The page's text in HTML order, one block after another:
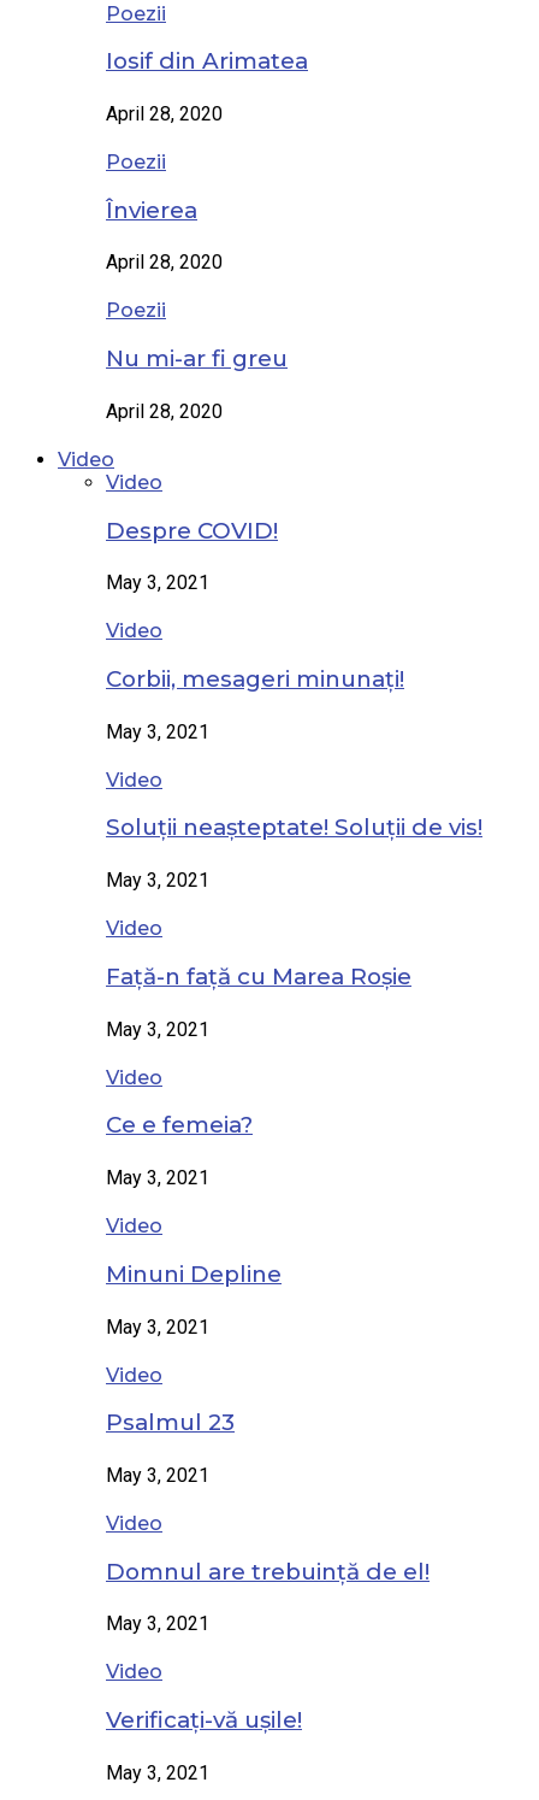
Poezii
Iosif din Arimatea
April 28, 2020
Poezii
Învierea
April 28, 2020
Poezii
Nu mi-ar fi greu
April 28, 2020
Video
Video
Despre COVID!
May 3, 2021
Video
Corbii, mesageri minunați!
May 3, 2021
Video
Soluții neașteptate! Soluții de vis!
May 3, 2021
Video
Față-n față cu Marea Roșie
May 3, 2021
Video
Ce e femeia?
May 3, 2021
Video
Minuni Depline
May 3, 2021
Video
Psalmul 23
May 3, 2021
Video
Domnul are trebuință de el!
May 3, 2021
Video
Verificați-vă ușile!
May 3, 2021